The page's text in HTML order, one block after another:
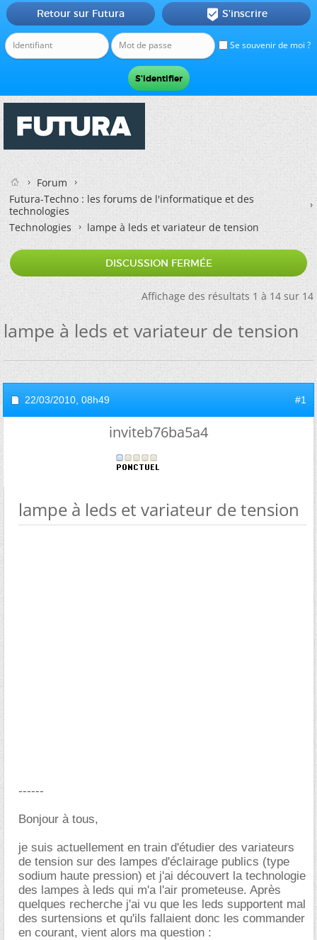
Se souvenir de moi ?
Retour sur Futura  S'inscrire
Forum
Futura-Techno : les forums de l'informatique et des
technologies
Technologies
lampe à leds et variateur de tension
DISCUSSION FERMÉE
Affichage des résultats 1 à 14 sur 14
lampe à leds et variateur de tension
22/03/2010, 08h49 #1
inviteb76ba5a4
lampe à leds et variateur de tension
------
Bonjour à tous,
je suis actuellement en train d'étudier des variateurs
de tension sur des lampes d'éclairage publics (type
sodium haute pression) et j'ai découvert la technologie
des lampes à leds qui m'a l'air prometeuse. Après
quelques recherche j'ai vu que les leds supportent mal
des surtensions et qu'ils fallaient donc les commander
en courant, vient alors ma question :